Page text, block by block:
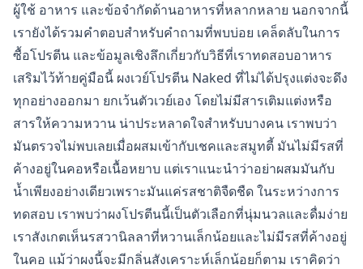
ผู้ใช้ อาหาร และข้อจำกัดด้านอาหารที่หลากหลาย นอกจากนี้
เรายังได้รวมคำตอบสำหรับคำถามที่พบบ่อย เคล็ดลับในการ
ซื้อโปรตีน และข้อมูลเชิงลึกเกี่ยวกับวิธีที่เราทดสอบอาหาร
เสริมไว้ท้ายคู่มือนี้ ผงเวย์โปรตีน Naked ที่ไม่ได้ปรุงแต่งจะดึง
ทุกอย่างออกมา ยกเว้นตัวเวย์เอง โดยไม่มีสารเติมแต่งหรือ
สารให้ความหวาน น่าประหลาดใจสำหรับบางคน เราพบว่า
มันตรวจไม่พบเลยเมื่อผสมเข้ากับเชคและสมูทตี้ มันไม่มีรสที่
ค้างอยู่ในคอหรือเนื้อหยาบ แต่เราแนะนำว่าอย่าผสมมันกับ
น้ำเพียงอย่างเดียวเพราะมันแค่รสชาติจืดชืด ในระหว่างการ
ทดสอบ เราพบว่าผงโปรตีนนี้เป็นตัวเลือกที่นุ่มนวลและดื่มง่าย
เราสังเกตเห็นรสวานิลลาที่หวานเล็กน้อยและไม่มีรสที่ค้างอยู่
ในคอ แม้ว่าผงนี้จะมีกลิ่นสังเคราะห์เล็กน้อยก็ตาม เราคิดว่า